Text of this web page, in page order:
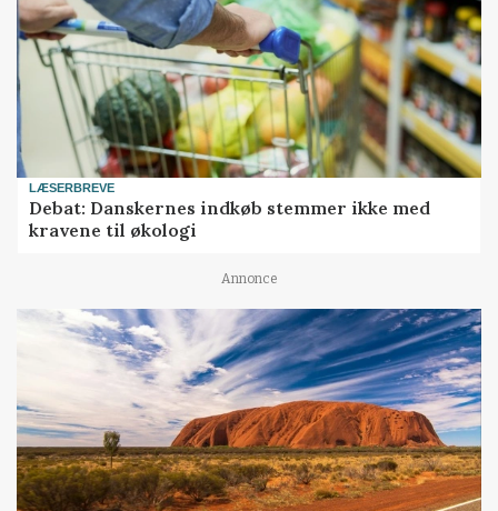
LÆSERBREVE
Debat: Danskernes indkøb stemmer ikke med
kravene til økologi
Annonce